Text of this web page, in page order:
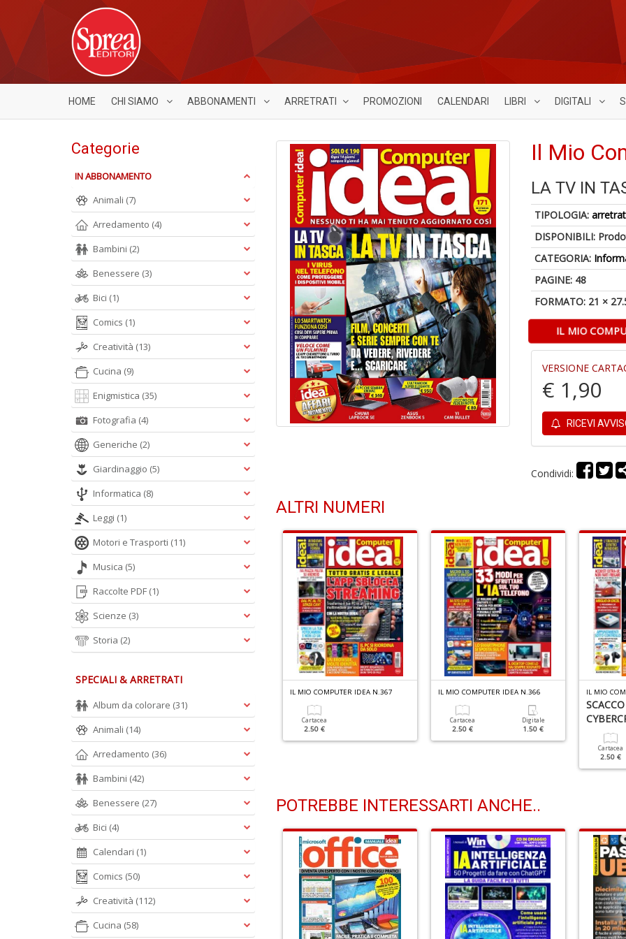
HOME CHI SIAMO ABBONAMENTI ARRETRATI PROMOZIONI CALENDARI LIBRI DIGITALI
Il Mio
LA TV IN
TIPOLOGIA:
DISPONIBILI:
CATEGORIA:
PAGINE: 48
FORMATO: 21 ×
IL MIO
VERSIONE
€ 1,90
RICEVI
Condividi:
ALTRI NUMERI
Il Tuo Windows
Digitale
1.50 €
21 Top Software Gratis
Per Sempre
2.50 € 1.50 €
IL MIO COMPUTER IDEA N.367
Cartacea
2.50 €
IL MIO COMPUTER IDEA N.366
Cartacea
2.50 €
Digitale
1.50 €
IL MIO
Cartacea
2.50 €
POTREBBE INTERESSARTI ANCHE..
Categorie
IN ABBONAMENTO
Animali (7)
Arredamento (4)
Bambini (2)
Benessere (3)
Bici (1)
Comics (1)
Creatività (13)
Cucina (9)
Enigmistica (35)
Fotografia (4)
Generiche (2)
Giardinaggio (5)
Informatica (8)
Leggi (1)
Motori e Trasporti (11)
Musica (5)
Raccolte PDF (1)
Scienze (3)
Storia (2)
SPECIALI & ARRETRATI
Album da colorare (31)
Animali (14)
Arredamento (36)
Bambini (42)
Benessere (27)
Bici (4)
Calendari (1)
Comics (50)
Creatività (112)
Cucina (58)